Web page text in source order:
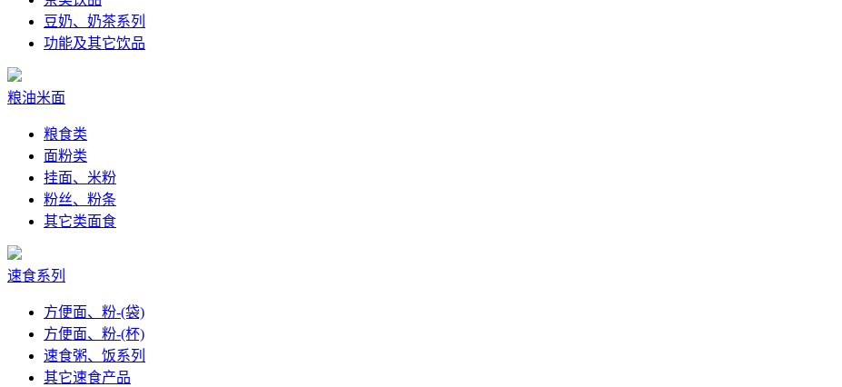
豆奶、奶茶系列
功能及其它饮品
粮油米面
粮食类
面粉类
挂面、米粉
粉丝、粉条
其它类面食
速食系列
方便面、粉-(袋)
方便面、粉-(杯)
速食粥、饭系列
其它速食产品